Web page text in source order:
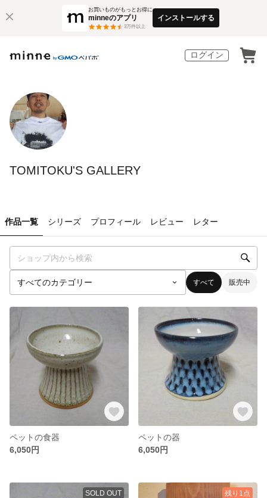
お買いものがもっとお得に
minneのアプリ
3万件以上
インストールする
ログイン
TOMITOKU'S GALLERY
作品一覧 シリーズ プロフィール レビュー レター
すべて 販売中
ペットの食器
6,050円
ペットの器
6,050円
SOLD OUT 残り1点